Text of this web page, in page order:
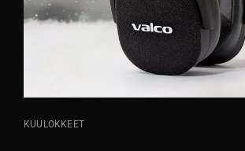
KISSA
KUULOKKEET